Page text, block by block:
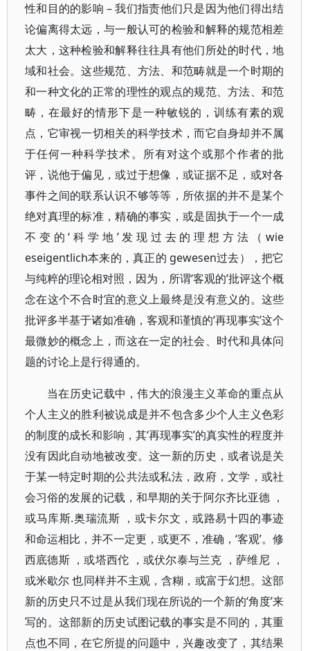
性和目的的影响 – 我们指责他们只是因为他们得出结
论偏离得太远，与一般认可的检验和解释的规范相差
太大，这种检验和解释往往具有他们所处的时代，地
域和社会。这些规范、方法、和范畴就是一个时期的
和一种文化的正常的理性的观点的规范、方法、和范
畴，在最好的情形下是一种敏锐的，训练有素的观
点，它审视一切相关的科学技术，而它自身却并不属
于任何一种科学技术。所有对这个或那个作者的批
评，说他于偏见，或过于想像，或证据不足，或对各
事件之间的联系认识不够等等，所依据的并不是某个
绝对真理的标准，精确的事实，或是固执于一个一成
不变的‘科学地’发现过去的理想方法（wie
eseigentlich本来的，真正的 gewesen过去），把它
与纯粹的理论相对照，因为，所谓‘客观的’批评这个概
念在这个不合时宜的意义上最终是没有意义的。这些
批评多半基于诸如准确，客观和谨慎的‘再现事实’这个
最微妙的概念上，而这在一定的社会、时代和具体问
题的讨论上是行得通的。
当在历史记载中，伟大的浪漫主义革命的重点从
个人主义的胜利被说成是并不包含多少个人主义色彩
的制度的成长和影响，其‘再现事实’的真实性的程度并
没有因此自动地被改变。这一新的历史，或者说是关
于某一特定时期的公共法或私法，政府，文学，或社
会习俗的发展的记载，和早期的关于阿尔齐比亚德 ，
或马库斯.奥瑞流斯 ，或卡尔文，或路易十四的事迹
和命运相比，并不一定更，或更不，准确，‘客观’。修
西底德斯 ，或塔西佗 ，或伏尔泰与兰克 ，萨维尼 ，
或米歇尔 也同样并不主观，含糊，或富于幻想。这部
新的历史只不过是从我们现在所说的一个新的‘角度’来
写的。这部新的历史试图记载的事实是不同的，其重
点也不同，在它所提的问题中，兴趣改变了，其结果